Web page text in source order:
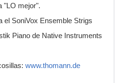
"LO mejor".
el SoniVox Ensemble Strigs
Piano de Native Instruments
www.thomann.de